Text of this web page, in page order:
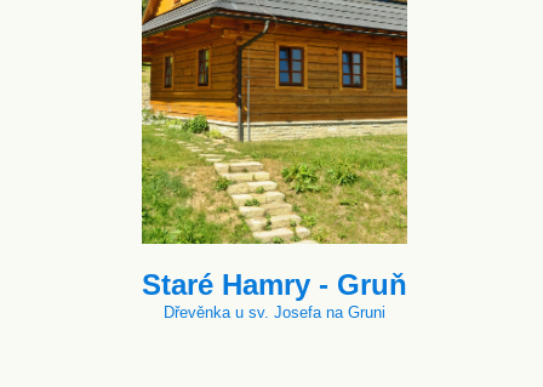
Staré Hamry - Gruň
Dřevěnka u sv. Josefa na Gruni